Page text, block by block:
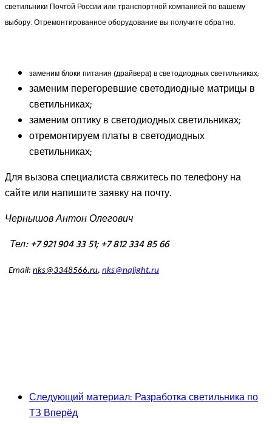
светильники Почтой России или транспортной компанией по вашему
выбору. Отремонтированное оборудование вы получите обратно.
заменим блоки питания (драйвера) в светодиодных светильниках;
заменим перегоревшие светодиодные матрицы в
светильниках;
заменим оптику в светодиодных светильниках;
отремонтируем платы в светодиодных
светильниках;
Для вызова специалиста свяжитесь по телефону на
сайте или напишите заявку на почту.
Чернышов Антон Олегович
Тел: +7 921 904 33 51; +7 812 334 85 66
Email: nks@3348566.ru, nks@nqlight.ru
Следующий материал: Разработка светильника по
ТЗВперёд